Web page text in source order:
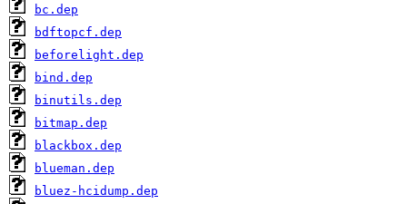
bc.dep
bdftopcf.dep
beforelight.dep
bind.dep
binutils.dep
bitmap.dep
blackbox.dep
blueman.dep
bluez-hcidump.dep